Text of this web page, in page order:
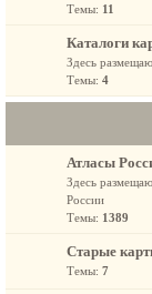
Темы: 11
Каталоги
Здесь
Темы: 4
Атласы
Здесь
России
Темы: 1389
Старые
Темы: 7